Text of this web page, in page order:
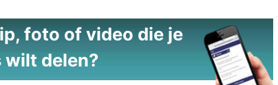
foto of video die je
wilt delen?